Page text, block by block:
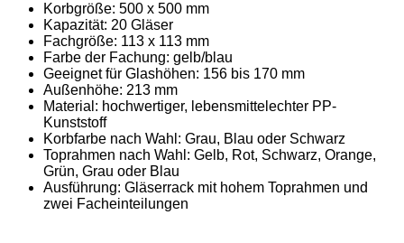
Korbgröße: 500 x 500 mm
Kapazität: 20 Gläser
Fachgröße: 113 x 113 mm
Farbe der Fachung: gelb/blau
Geeignet für Glashöhen: 156 bis 170 mm
Außenhöhe: 213 mm
Material: hochwertiger, lebensmittelechter PP-
Kunststoff
Korbfarbe nach Wahl: Grau, Blau oder Schwarz
Toprahmen nach Wahl: Gelb, Rot, Schwarz, Orange,
Grün, Grau oder Blau
Ausführung: Gläserrack mit hohem Toprahmen und
zwei Facheinteilungen